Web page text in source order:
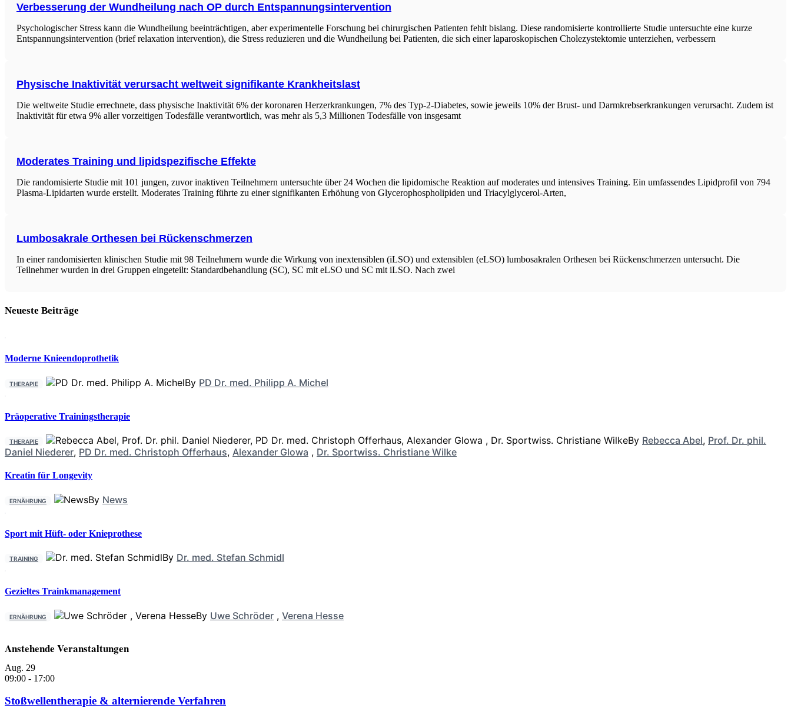
Verbesserung der Wundheilung nach OP durch Entspannungsintervention
Psychologischer Stress kann die Wundheilung beeinträchtigen, aber experimentelle Forschung bei chirurgischen Patienten fehlt bislang. Diese randomisierte kontrollierte Studie untersuchte eine kurze
Entspannungsintervention (brief relaxation intervention), die Stress reduzieren und die Wundheilung bei Patienten, die sich einer laparoskopischen Cholezystektomie unterziehen, verbessern
Physische Inaktivität verursacht weltweit signifikante Krankheitslast
Die weltweite Studie errechnete, dass physische Inaktivität 6% der koronaren Herzerkrankungen, 7% des Typ-2-Diabetes, sowie jeweils 10% der Brust- und Darmkrebserkrankungen verursacht. Zudem ist
Inaktivität für etwa 9% aller vorzeitigen Todesfälle verantwortlich, was mehr als 5,3 Millionen Todesfälle von insgesamt
Moderates Training und lipidspezifische Effekte
Die randomisierte Studie mit 101 jungen, zuvor inaktiven Teilnehmern untersuchte über 24 Wochen die lipidomische Reaktion auf moderates und intensives Training. Ein umfassendes Lipidprofil von 794
Plasma-Lipidarten wurde erstellt. Moderates Training führte zu einer signifikanten Erhöhung von Glycerophospholipiden und Triacylglycerol-Arten,
Lumbosakrale Orthesen bei Rückenschmerzen
In einer randomisierten klinischen Studie mit 98 Teilnehmern wurde die Wirkung von inextensiblen (iLSO) und extensiblen (eLSO) lumbosakralen Orthesen bei Rückenschmerzen untersucht. Die
Teilnehmer wurden in drei Gruppen eingeteilt: Standardbehandlung (SC), SC mit eLSO und SC mit iLSO. Nach zwei
Neueste Beiträge
Moderne Knieendoprothetik
THERAPIE By PD Dr. med. Philipp A. Michel
Präoperative Trainingstherapie
THERAPIE By Rebecca Abel, Prof. Dr. phil.
Daniel Niederer, PD Dr. med. Christoph Offerhaus, Alexander Glowa , Dr. Sportwiss. Christiane Wilke
Kreatin für Longevity
ERNÄHRUNG By News
Sport mit Hüft- oder Knieprothese
TRAINING By Dr. med. Stefan Schmidl
Gezieltes Trainkmanagement
ERNÄHRUNG By Uwe Schröder , Verena Hesse
Anstehende Veranstaltungen
Aug. 29
09:00 - 17:00
Stoßwellentherapie & alternierende Verfahren